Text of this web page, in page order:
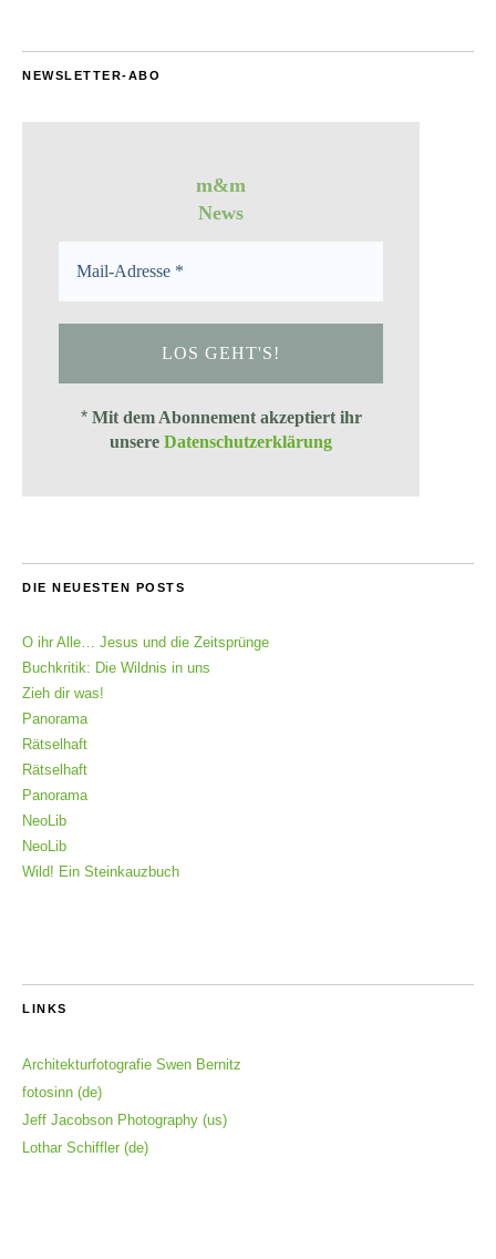
NEWSLETTER-ABO
m&m
News
* Mit dem Abonnement akzeptiert ihr
unsereDatenschutzerklärung
DIE NEUESTEN POSTS
O ihr Alle… Jesus und die Zeitsprünge
Buchkritik: Die Wildnis in uns
Zieh dir was!
Panorama
Rätselhaft
Rätselhaft
Panorama
NeoLib
NeoLib
Wild! Ein Steinkauzbuch
LINKS
Architekturfotografie Swen Bernitz
fotosinn (de)
Jeff Jacobson Photography (us)
Lothar Schiffler (de)